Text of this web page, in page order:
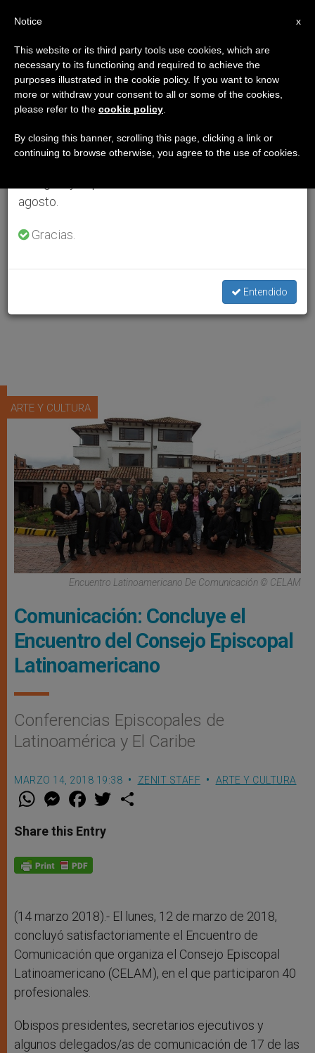
ARTE Y CULTURA
Encuentro Latinoamericano De Comunicación © CELAM
Comunicación: Concluye el
Encuentro del Consejo Episcopal
Latinoamericano
Conferencias Episcopales de
Latinoamérica y El Caribe
MARZO 14, 2018 19:38 ZENIT STAFF ARTE Y CULTURA
W
t
s
p
p
M
e
s
e
g
e
F
a
e
b
o
k
w
Share this Entry
(14 marzo 2018).- El lunes, 12 de marzo de 2018,
concluyó satisfactoriamente el Encuentro de
Comunicación que organiza el Consejo Episcopal
Latinoamericano (CELAM), en el que participaron 40
profesionales.
Obispos presidentes, secretarios ejecutivos y
algunos delegados/as de comunicación de 17 de las
×
Aviso importante
Del 27 de julio al 7 de agosto haremos la pausa
anual, aprovechando que en el periodo de verano
se generan menos informaciones y también el
agosto.
Gracias.
Entendido
x
Notice
This website or its third party tools use cookies, which are
necessary to its functioning and required to achieve the
purposes illustrated in the cookie policy. If you want to know
more or withdraw your consent to all or some of the cookies,
please refer to the cookie policy
By closing this banner, scrolling this page, clicking a link or
continuing to browse otherwise, you agree to the use of cookies.